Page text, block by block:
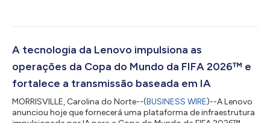
do mundo. Em sua 22ª edição, o Gartner Supply Chain Top 25
de suprimentos. As equipes de cadeia de suprimentos utilizam
o Gartner Supply Chain Top...
A tecnologia da Lenovo impulsiona as
operações da Copa do Mundo da FIFA 2026™ e
fortalece a transmissão baseada em IA
MORRISVILLE, Carolina do Norte--(BUSINESS WIRE)--A Lenovo
anunciou hoje que fornecerá uma plataforma de infraestrutura